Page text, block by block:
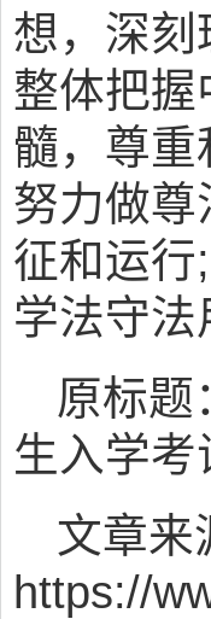
想，深
整体把
髓，尊
努力做
征和运
学法守法
原标题
生入学
文章来
https://